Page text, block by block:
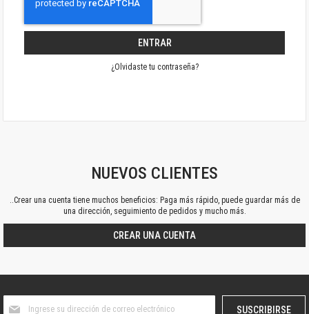
ENTRAR
¿Olvidaste tu contraseña?
NUEVOS CLIENTES
..Crear una cuenta tiene muchos beneficios: Paga más rápido, puede guardar más de
una dirección, seguimiento de pedidos y mucho más.
CREAR UNA CUENTA
SUSCRIBIRSE